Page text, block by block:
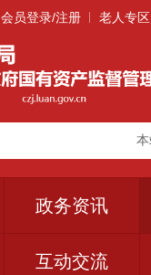
会员登录/注册 老人专区
政务资讯
互动交流